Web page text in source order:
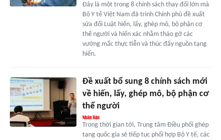
Đây là một trong 8 chính sách thay đổi lớn mà
Bộ Y tế Việt Nam đã trình Chính phủ đề xuất
sửa đổi Luật hiến, lấy, ghép mô, bộ phận cơ
thể người và hiến xác nhằm tháo gỡ các
vướng mắc thực tiễn và thúc đẩy nguồn tạng
hiến.
Đề xuất bổ sung 8 chính sách mới
về hiến, lấy, ghép mô, bộ phận cơ
thể người
Trong thời gian tới, Trung tâm Điều phối ghép
tạng quốc gia sẽ tiếp tục phối hợp Bộ Y tế, các